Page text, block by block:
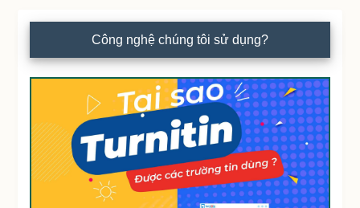
Công nghệ chúng tôi sử dụng?